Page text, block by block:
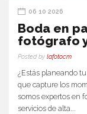
06 10 2026
Boda en
fotógrafo
Posted by lafotocm
¿Estás planeando
que capture los
somos expertos en
servicios de alta...